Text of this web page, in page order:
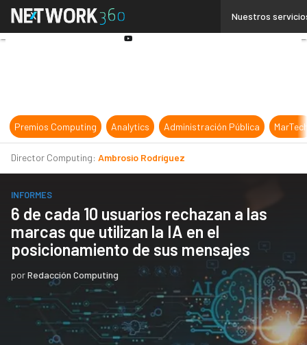
Nuestros
Premios Computing Analytics Administración Pública
Director Computing: Ambrosio Rodríguez
INFORMES
6 de cada 10 usuarios rechazan a las
marcas que utilizan la IA en el
posicionamiento de sus mensajes
porRedacción Computing